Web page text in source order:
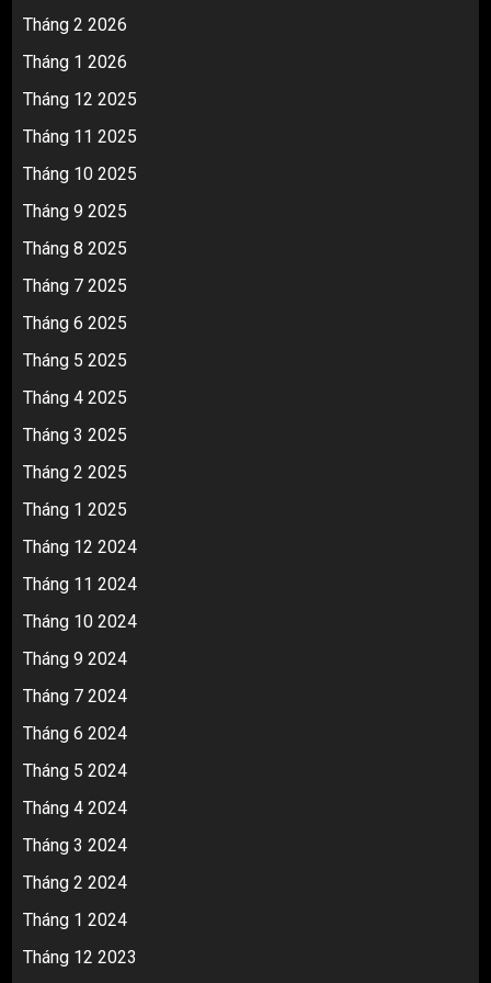
Tháng 2 2026
Tháng 1 2026
Tháng 12 2025
Tháng 11 2025
Tháng 10 2025
Tháng 9 2025
Tháng 8 2025
Tháng 7 2025
Tháng 6 2025
Tháng 5 2025
Tháng 4 2025
Tháng 3 2025
Tháng 2 2025
Tháng 1 2025
Tháng 12 2024
Tháng 11 2024
Tháng 10 2024
Tháng 9 2024
Tháng 7 2024
Tháng 6 2024
Tháng 5 2024
Tháng 4 2024
Tháng 3 2024
Tháng 2 2024
Tháng 1 2024
Tháng 12 2023